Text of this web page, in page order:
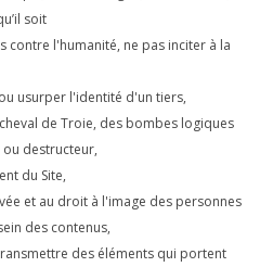
soit
contre l'humanité, ne pas inciter à la
usurper l'identité d'un tiers,
de Troie, des bombes logiques
destructeur,
du Site,
et au droit à l'image des personnes
des contenus,
des éléments qui portent